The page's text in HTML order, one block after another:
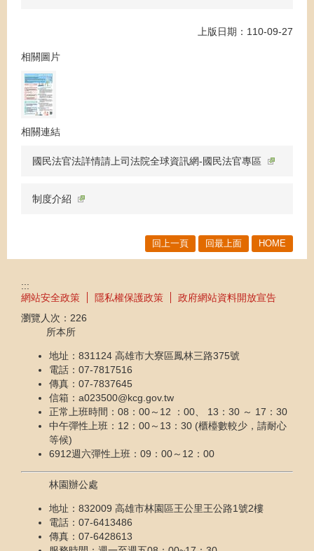
上版日期：110-09-27
相關圖片
相關連結
國民法官法詳情請上司法院全球資訊網-國民法官專區
制度介紹
回上一頁 回最上面 HOME
:::
網站安全政策
隱私權保護政策
政府網站資料開放宣告
瀏覽人次： 226
所本所
地址：831124 高雄市大寮區鳳林三路375號
電話：07-7817516
傳真：07-7837645
信箱：a023500@kcg.gov.tw
正常上班時間：08：00～12 ：00、 13：30 ～ 17：30
中午彈性上班：12：00～13：30 (櫃檯數較少，請耐心
等候)
6912週六彈性上班：09：00～12：00
林園辦公處
地址：832009 高雄市林園區王公里王公路1號2樓
電話：07-6413486
傳真：07-6428613